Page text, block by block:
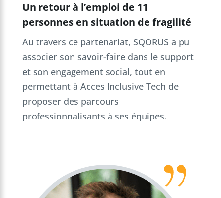
Un retour à l’emploi de 11
personnes en situation de fragilité
Au travers ce partenariat, SQORUS a pu
associer son savoir-faire dans le support
et son engagement social, tout en
permettant à Acces Inclusive Tech de
proposer des parcours
professionnalisants à ses équipes.